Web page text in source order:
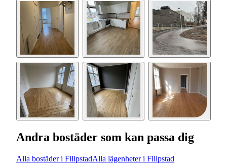
Andra bostäder som kan passa dig
Alla bostäder i FilipstadAlla lägenheter i Filipstad